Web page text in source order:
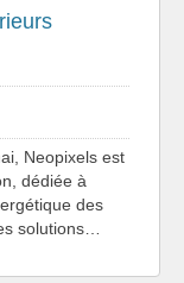
Neopixels est
dédiée à
des
solutions…